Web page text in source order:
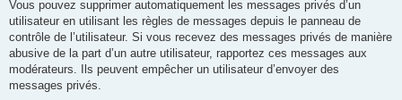
Vous pouvez supprimer automatiquement les messages privés d’un
utilisateur en utilisant les règles de messages depuis le panneau de
contrôle de l’utilisateur. Si vous recevez des messages privés de manière
abusive de la part d’un autre utilisateur, rapportez ces messages aux
modérateurs. Ils peuvent empêcher un utilisateur d’envoyer des
messages privés.